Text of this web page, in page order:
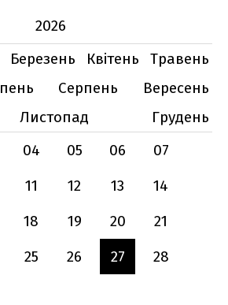
2026
Березень Квітень
Травень
Серпень
Вересень
Листопад
Грудень
04 05 06
07
11 12 13
14
18 19 20
21
25 26 27
28